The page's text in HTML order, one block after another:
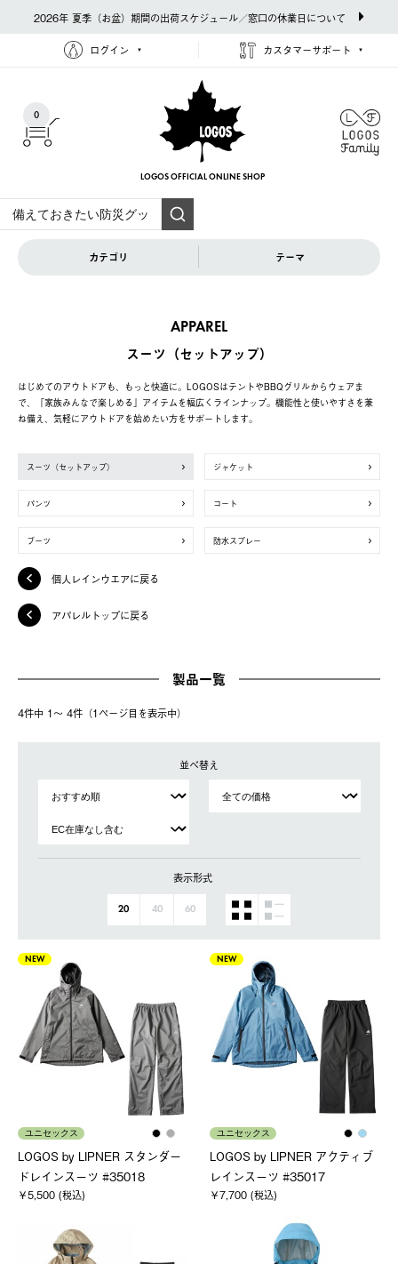
2026年 夏季（お盆）期間の出荷スケジュール／窓口の休業日について
ログイン カスタマーサポート
0
LOGOS OFFICIAL ONLINE SHOP
カテゴリ テーマ
APPAREL
スーツ（セットアップ）
はじめてのアウトドアも、もっと快適に。LOGOSはテントやBBQグリルからウェアま
で、「家族みんなで楽しめる」アイテムを幅広くラインナップ。機能性と使いやすさを兼
ね備え、気軽にアウトドアを始めたい方をサポートします。
スーツ（セットアップ） ジャケット
パンツ コート
ブーツ 防水スプレー
個人レインウエアに戻る
アパレルトップに戻る
製品一覧
4件中 1〜 4件（1ページ⽬を表⽰中）
並べ替え
表示形式
20 40 60
NEW
ユニセックス
LOGOS by LIPNER スタンダー
ドレインスーツ #35018
￥5,500 (税込)
NEW
ユニセックス
LOGOS by LIPNER アクティブ
レインスーツ #35017
￥7,700 (税込)